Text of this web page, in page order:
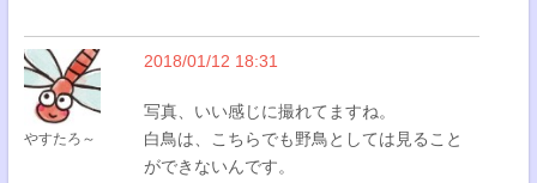
やすたろ～
2018/01/12 18:31
写真、いい感じに撮れてますね。
白鳥は、こちらでも野鳥としては見ること
ができないんです。